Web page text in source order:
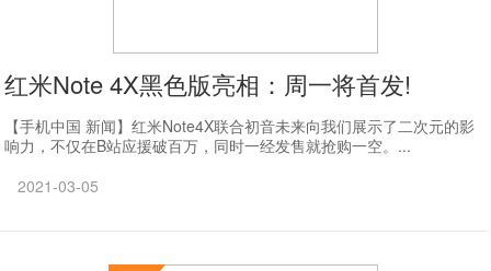
红米Note 4X黑色版亮相：周一将首发!
【手机中国 新闻】红米Note4X联合初音未来向我们展示了二次元的影
响力，不仅在B站应援破百万，同时一经发售就抢购一空。...
2021-03-05